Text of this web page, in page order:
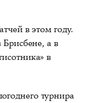
в этом году.
а в
в
турнира